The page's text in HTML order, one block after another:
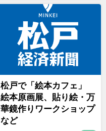
松戸で「絵本カフェ」
絵本原画展、貼り絵・万
華鏡作りワークショップ
など